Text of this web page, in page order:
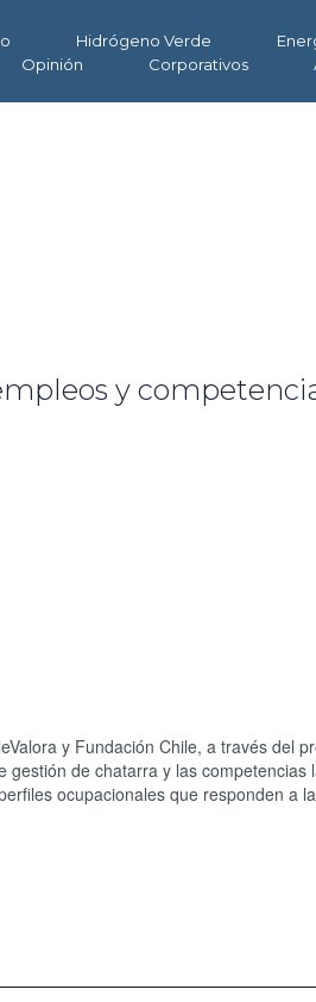
Hidrógeno Verde
Opinión
Corporativos
y
y Fundación Chile, a través del
de chatarra y las competencias
ocupacionales que responden a